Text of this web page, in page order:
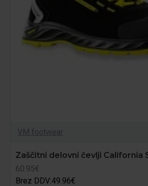
VM footwear
Zaščitni delovni čevlji California
60.95€
Brez DDV:49.96€